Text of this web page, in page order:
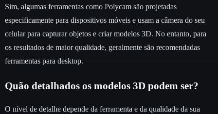
Sim, algumas ferramentas como Polycam são projetadas
especificamente para dispositivos móveis e usam a câmera do seu
celular para capturar objetos e criar modelos 3D. No entanto, para
os resultados de maior qualidade, geralmente são recomendadas
ferramentas para desktop.
Quão detalhados os modelos 3D podem ser?
O nível de detalhe depende da ferramenta e da qualidade da sua